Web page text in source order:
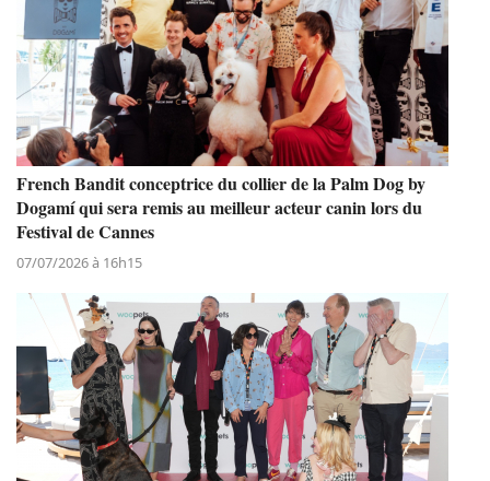
French Bandit conceptrice du collier de la Palm Dog by
Dogamí qui sera remis au meilleur acteur canin lors du
Festival de Cannes
07/07/2026 à 16h15